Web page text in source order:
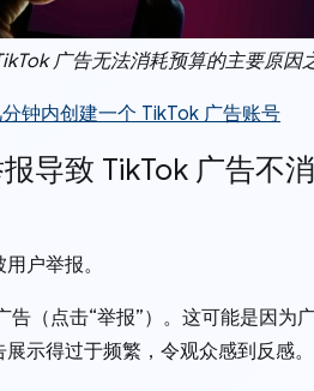
广告无法消耗预算的主要原因
钟内创建一个 TikTok 广告账号
导致 TikTok 广告不
户举报。
告（点击“举报”）。这可能是因为
示得过于频繁，令观众感到反感。